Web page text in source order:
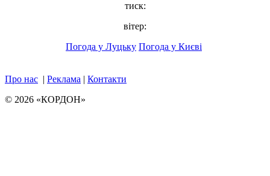
тиск:
вітер:
Погода у Луцьку Погода у Києві
Про нас | Реклама | Контакти
© 2026 «КОРДОН»